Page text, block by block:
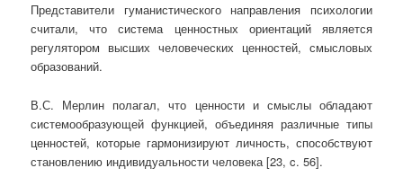
Представители гуманистического направления психологии
считали, что система ценностных ориентаций является
регулятором высших человеческих ценностей, смысловых
образований.
В.С. Мерлин полагал, что ценности и смыслы обладают
системообразующей функцией, объединяя различные типы
ценностей, которые гармонизируют личность, способствуют
становлению индивидуальности человека [23, c. 56].